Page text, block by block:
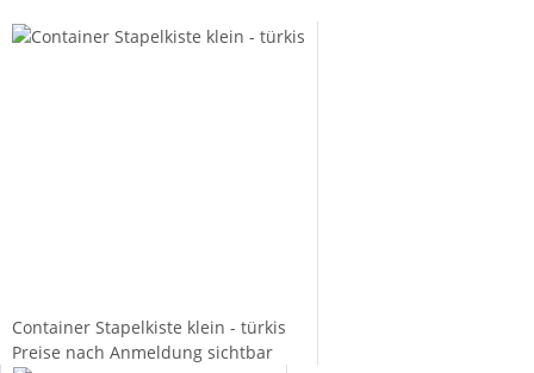
Container Stapelkiste klein - türkis
Preise nach Anmeldung sichtbar